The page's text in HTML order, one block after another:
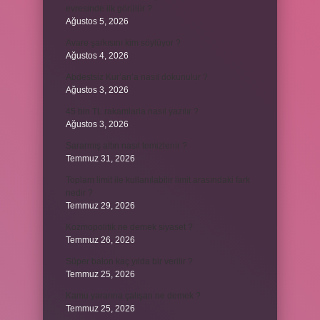
Ağustos 5, 2026
Ağustos 4, 2026
Ağustos 3, 2026
Ağustos 3, 2026
Temmuz 31, 2026
Temmuz 29, 2026
Temmuz 26, 2026
Temmuz 25, 2026
Temmuz 25, 2026